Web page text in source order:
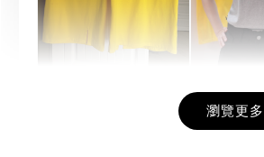
希望相
瀏覽更多